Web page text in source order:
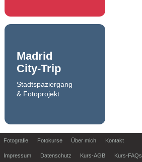
Madrid
City-Trip
Stadtspaziergang
& Fotoprojekt
Fotografie Fotokurse Über mich Kontakt
Impressum Datenschutz Kurs-AGB Kurs-FAQs